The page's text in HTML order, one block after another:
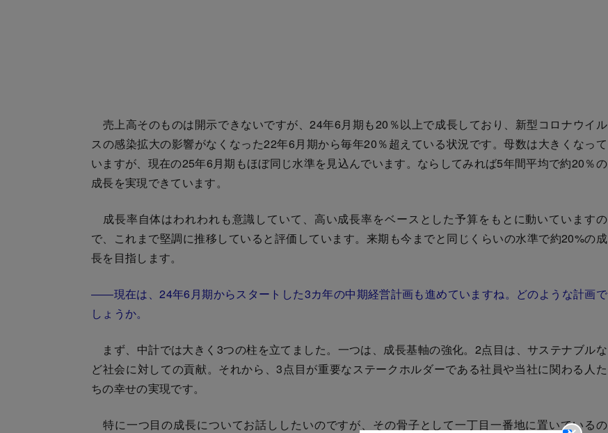
売上高そのものは開示できないですが、24年6月期も20％以上で成長しており、新型コロナウイル
スの感染拡大の影響がなくなった22年6月期から毎年20％超えている状況です。母数は大きくなって
いますが、現在の25年6月期もほぼ同じ水準を見込んでいます。ならしてみれば5年間平均で約20％の
成長を実現できています。
成長率自体はわれわれも意識していて、高い成長率をベースとした予算をもとに動いていますの
で、これまで堅調に推移していると評価しています。来期も今までと同じくらいの水準で約20%の成
長を目指します。
――現在は、24年6月期からスタートした3カ年の中期経営計画も進めていますね。どのような計画で
しょうか。
まず、中計では大きく3つの柱を立てました。一つは、成長基軸の強化。2点目は、サステナブルな
ど社会に対しての貢献。それから、3点目が重要なステークホルダーである社員や当社に関わる人た
ちの幸せの実現です。
特に一つ目の成長についてお話ししたいのですが、その骨子として一丁目一番地に置いているの